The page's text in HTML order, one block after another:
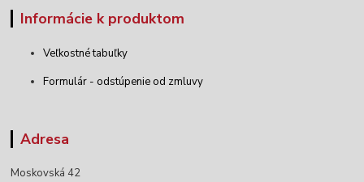
Informácie k produktom
Veľkostné tabuľky
Formulár - odstúpenie od zmluvy
Adresa
Moskovská 42